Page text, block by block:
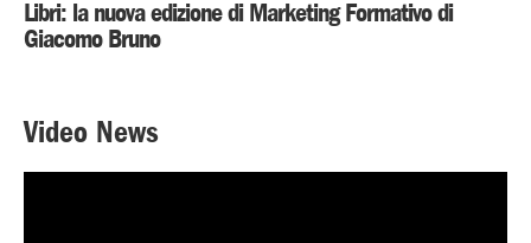
Libri: la nuova edizione di Marketing Formativo di
Giacomo Bruno
Video News